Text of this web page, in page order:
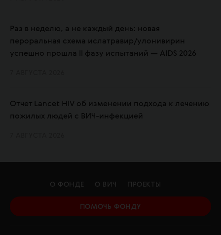
Раз в неделю, а не каждый день: новая
пероральная схема ислатравир/улонивирин
успешно прошла II фазу испытаний — AIDS 2026
Отчет Lancet HIV об изменении подхода к лечению
пожилых людей с ВИЧ-инфекцией
О ФОНДЕ О ВИЧ ПРОЕКТЫ
ПОМОЧЬ ФОНДУ